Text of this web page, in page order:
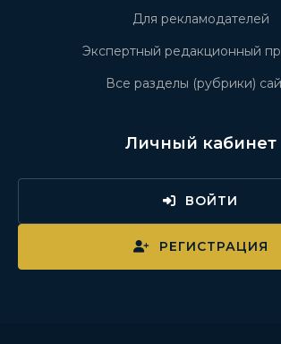
Для рекламодателей
Экспертный редакционный
Все разделы (рубрики)
Личный кабинет
ВОЙТИ
РЕГИСТРАЦИЯ